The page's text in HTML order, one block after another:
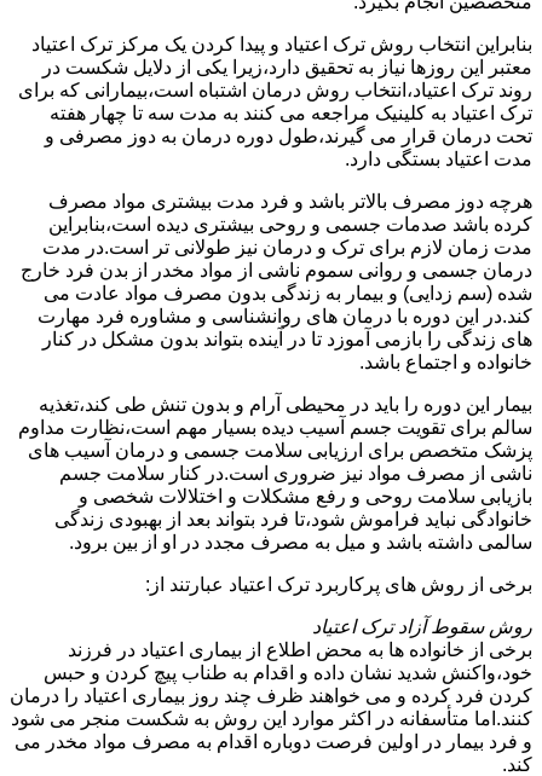
بنابراین انتخاب روش ترک اعتیاد و پیدا کردن یک مرکز ترک اعتیاد
معتبر این روزها نیاز به تحقیق دارد،زیرا یکی از دلایل شکست در
روند ترک اعتیاد،انتخاب روش درمان اشتباه است،بیمارانی که برای
ترک اعتیاد به کلینیک مراجعه می کنند به مدت سه تا چهار هفته
تحت درمان قرار می گیرند،طول دوره درمان به دوز مصرفی و
مدت اعتیاد بستگی دارد.
هرچه دوز مصرف بالاتر باشد و فرد مدت بیشتری مواد مصرف
کرده باشد صدمات جسمی و روحی بیشتری دیده است،بنابراین
مدت زمان لازم برای ترک و درمان نیز طولانی تر است.در مدت
درمان جسمی و روانی سموم ناشی از مواد مخدر از بدن فرد خارج
شده (سم زدایی) و بیمار به زندگی بدون مصرف مواد عادت می
کند.در این دوره با درمان های روانشناسی و مشاوره فرد مهارت
های زندگی را بازمی آموزد تا در آینده بتواند بدون مشکل در کنار
خانواده و اجتماع باشد.
بیمار این دوره را باید در محیطی آرام و بدون تنش طی کند،تغذیه
سالم برای تقویت جسم آسیب دیده بسیار مهم است،نظارت مداوم
پزشک متخصص برای ارزیابی سلامت جسمی و درمان آسیب های
ناشی از مصرف مواد نیز ضروری است.در کنار سلامت جسم
بازیابی سلامت روحی و رفع مشکلات و اختلالات شخصی و
خانوادگی نباید فراموش شود،تا فرد بتواند بعد از بهبودی زندگی
سالمی داشته باشد و میل به مصرف مجدد در او از بین برود.
برخی از روش های پرکاربرد ترک اعتیاد عبارتند از:
روش سقوط آزاد ترک اعتیاد
برخی از خانواده ها به محض اطلاع از بیماری اعتیاد در فرزند
خود،واکنش شدید نشان داده و اقدام به طناب پیچ کردن و حبس
کردن فرد کرده و می خواهند ظرف چند روز بیماری اعتیاد را درمان
کنند.اما متأسفانه در اکثر موارد این روش به شکست منجر می شود
و فرد بیمار در اولین فرصت دوباره اقدام به مصرف مواد مخدر می
کند.